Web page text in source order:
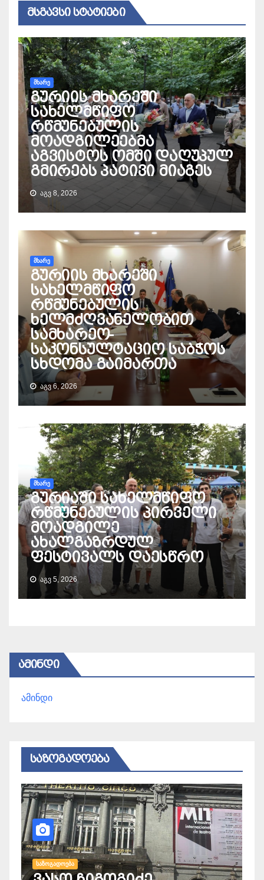
ᲛᲡᲒᲐᲕᲡᲘ ᲡᲢᲐᲢᲘᲔᲑᲘ
ᲛᲮᲐᲠᲔ
გურიის მხარეში
სახელმწიფო
რწმუნებულის
მოადგილეებმა
აგვისტოს ომში დაღუპულ
გმირებს პატივი მიაგეს
ᲐᲒᲕ 8, 2026
ᲛᲮᲐᲠᲔ
გურიის მხარეში
სახელმწიფო
რწმუნებულის
ხელმძღვანელობით
სამხარეო-
საკონსულტაციო საბჭოს
სხდომა გაიმართა
ᲐᲒᲕ 6, 2026
ᲛᲮᲐᲠᲔ
გურიაში სახელმწიფო
რწმუნებულის პირველი
მოადგილე
ახალგაზრდულ
ფესტივალს დაესწრო
ᲐᲒᲕ 5, 2026
ᲐᲛᲘᲜᲓᲘ
ამინდი
ᲡᲐᲖᲝᲒᲐᲓᲝᲔᲑᲐ
ᲡᲐᲖᲝᲒᲐᲓᲝᲔᲑᲐ